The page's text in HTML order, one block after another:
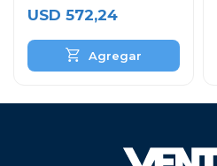
Inoxidable
USD 572,24